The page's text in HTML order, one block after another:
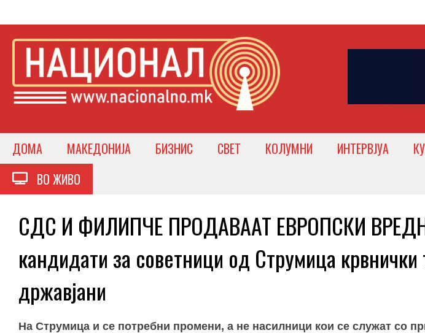
ДОМА МАКЕДОНИЈА БИЗНИС СВЕТ КОЛУМНИ ИНТЕРВЈУА
ВО ЖИВО
СДС И ФИЛИПЧЕ ПРОДАВААТ ЕВРОПСКИ
кандидати за советници од Струмица крвнички
државјани
На Струмица и се потребни промени, а не насилници кои се служат со